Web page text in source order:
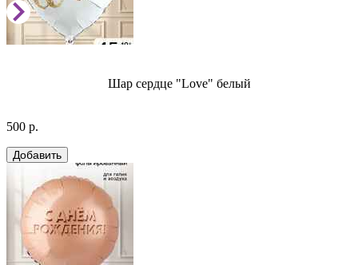
Шар сердце "Love" белый
500 р.